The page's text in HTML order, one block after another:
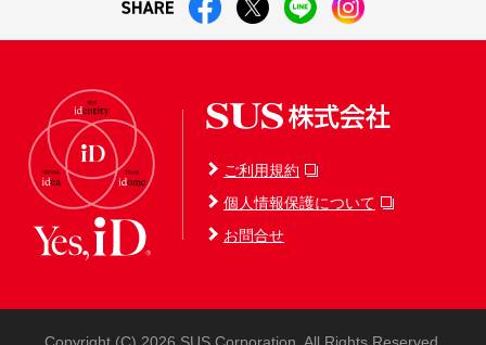
ご利用規約
個人情報保護について
お問合せ